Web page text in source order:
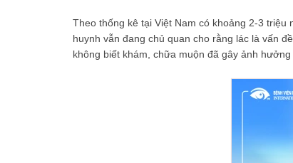
Theo thống kê tại Việt Nam có khoảng 2-3
huynh vẫn đang chủ quan cho rằng lác là vấn
không biết khám, chữa muộn đã gây ảnh